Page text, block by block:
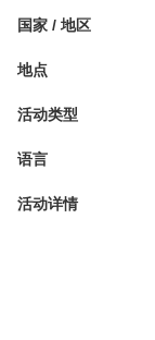
国家 / 地区
地点
活动类型
语言
活动详情